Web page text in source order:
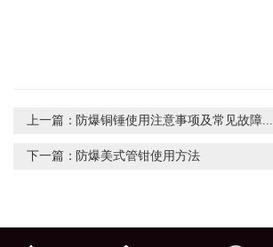
上一篇： 防爆铜锤使用注意事项及常见故障...
下一篇： 防爆美式管钳使用方法